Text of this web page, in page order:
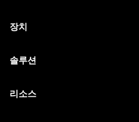
장치
솔루션
리소스